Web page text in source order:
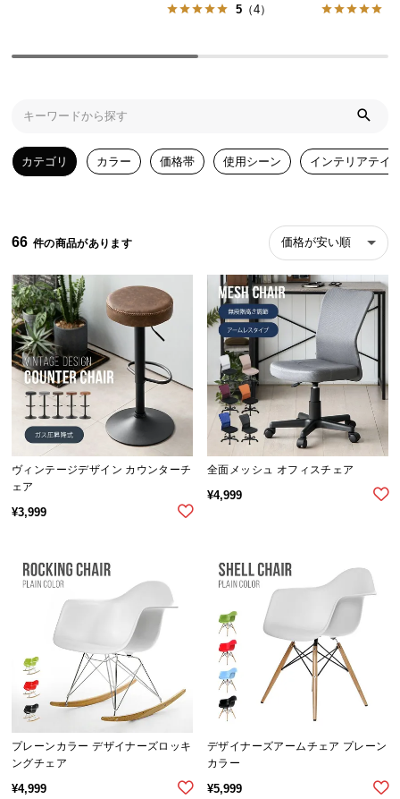
品
リ
ら
探
す
リ
イ
テ
リ
ア
5（4）
カテゴリ カラー 価格帯 使用シーン インテリアテイ
66 価格が安い順
ヴィンテージデザイン カウンターチ
ェア
¥3,999
全面メッシュ オフィスチェア
¥4,999
プレーンカラー デザイナーズロッキ
ングチェア
¥4,999
デザイナーズアームチェア プレーン
カラー
¥5,999